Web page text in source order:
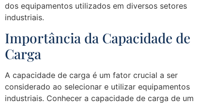
dos equipamentos utilizados em diversos setores
industriais.
Importância da Capacidade de
Carga
A capacidade de carga é um fator crucial a ser
considerado ao selecionar e utilizar equipamentos
industriais. Conhecer a capacidade de carga de um